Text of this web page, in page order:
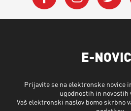
E-
Prijavite se na elektronske novice
ugodnostih in novostih
Vaš elektronski naslov bomo skrbno